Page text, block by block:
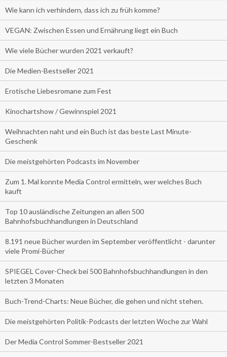
Wie kann ich verhindern, dass ich zu früh komme?
VEGAN: Zwischen Essen und Ernährung liegt ein Buch
Wie viele Bücher wurden 2021 verkauft?
Die Medien-Bestseller 2021
Erotische Liebesromane zum Fest
Kinochartshow / Gewinnspiel 2021
Weihnachten naht und ein Buch ist das beste Last Minute-
Geschenk
Die meistgehörten Podcasts im November
Zum 1. Mal konnte Media Control ermitteln, wer welches Buch
kauft
Top 10 ausländische Zeitungen an allen 500
Bahnhofsbuchhandlungen in Deutschland
8.191 neue Bücher wurden im September veröffentlicht - darunter
viele Promi-Bücher
SPIEGEL Cover-Check bei 500 Bahnhofsbuchhandlungen in den
letzten 3 Monaten
Buch-Trend-Charts: Neue Bücher, die gehen und nicht stehen.
Die meistgehörten Politik-Podcasts der letzten Woche zur Wahl
Der Media Control Sommer-Bestseller 2021